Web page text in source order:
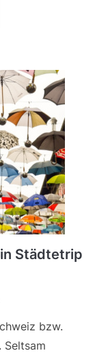
Städtetrip
bzw.
Seltsam